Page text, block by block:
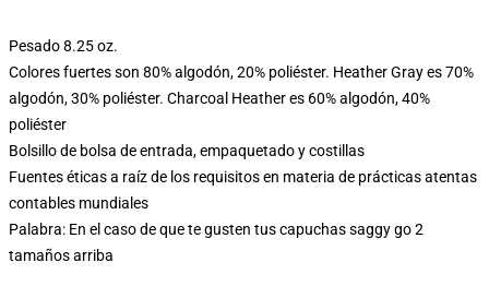
Pesado 8.25 oz.
Colores fuertes son 80% algodón, 20% poliéster. Heather Gray es 70%
algodón, 30% poliéster. Charcoal Heather es 60% algodón, 40%
poliéster
Bolsillo de bolsa de entrada, empaquetado y costillas
Fuentes éticas a raíz de los requisitos en materia de prácticas atentas
contables mundiales
Palabra: En el caso de que te gusten tus capuchas saggy go 2
tamaños arriba